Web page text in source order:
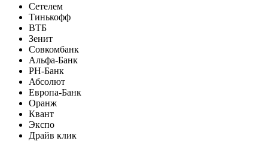
Сетелем
Тинькофф
ВТБ
Зенит
Совкомбанк
Альфа-Банк
РН-Банк
Абсолют
Европа-Банк
Оранж
Квант
Экспо
Драйв клик